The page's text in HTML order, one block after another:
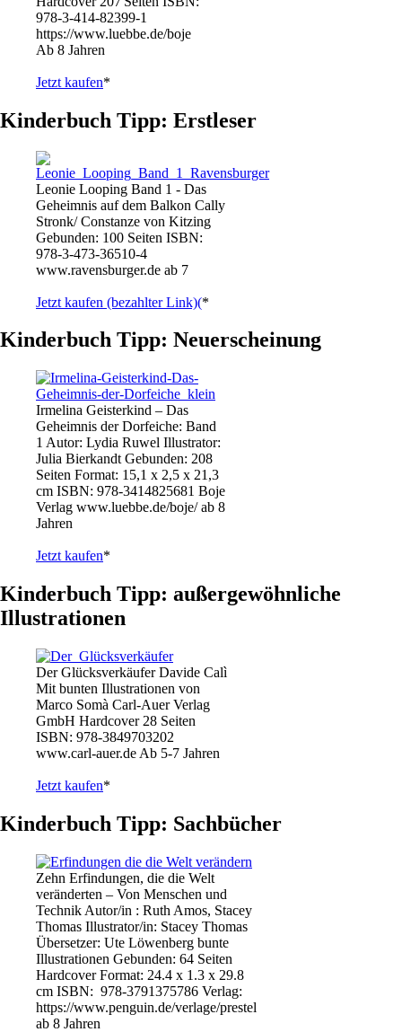
978-3-414-82399-1
https://www.luebbe.de/boje
Ab 8 Jahren
Jetzt kaufen*
Kinderbuch Tipp: Erstleser
Leonie Looping Band 1 - Das
Geheimnis auf dem Balkon Cally
Stronk/ Constanze von Kitzing
Gebunden: 100 Seiten ISBN:
978-3-473-36510-4
www.ravensburger.de ab 7
Jetzt kaufen (bezahlter Link)(*
Kinderbuch Tipp: Neuerscheinung
Irmelina Geisterkind – Das
Geheimnis der Dorfeiche: Band
1 Autor: Lydia Ruwel Illustrator:
Julia Bierkandt Gebunden: 208
Seiten Format: 15,1 x 2,5 x 21,3
cm ISBN: 978-3414825681 Boje
Verlag www.luebbe.de/boje/ ab 8
Jahren
Jetzt kaufen*
Kinderbuch Tipp: außergewöhnliche
Illustrationen
Der Glücksverkäufer Davide Calì
Mit bunten Illustrationen von
Marco Somà Carl-Auer Verlag
GmbH Hardcover 28 Seiten
ISBN: 978-3849703202
www.carl-auer.de Ab 5-7 Jahren
Jetzt kaufen*
Kinderbuch Tipp: Sachbücher
Zehn Erfindungen, die die Welt
veränderten – Von Menschen und
Technik Autor/in : Ruth Amos, Stacey
Thomas Illustrator/in: Stacey Thomas
Übersetzer: Ute Löwenberg bunte
Illustrationen Gebunden: 64 Seiten
Hardcover Format: 24.4 x 1.3 x 29.8
cm ISBN: ‎ 978-3791375786 Verlag:
https://www.penguin.de/verlage/prestel
ab 8 Jahren